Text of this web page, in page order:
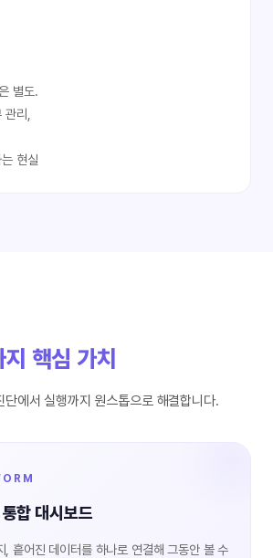
별도.
리,
현실
핵심 가치
에서 실행까지 원스톱으로 해결합니다.
합 대시보드
, 흩어진 데이터를 하나로 연결해 그동안 볼 수